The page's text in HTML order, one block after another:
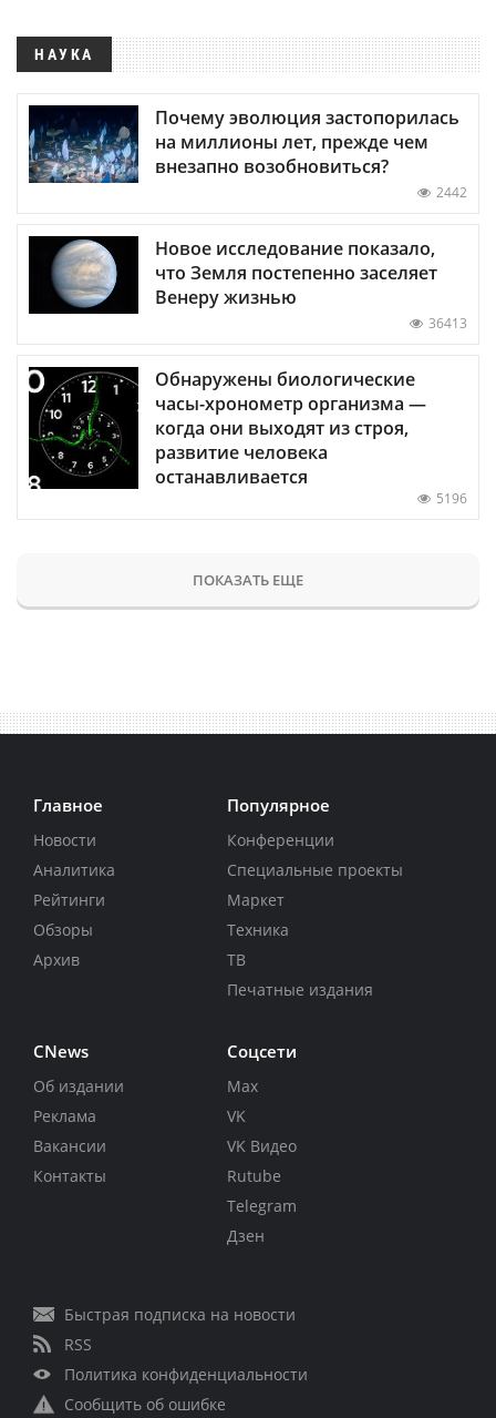
НАУКА
Почему эволюция застопорилась
на миллионы лет, прежде чем
внезапно возобновиться?
2442
Новое исследование показало,
что Земля постепенно заселяет
Венеру жизнью
36413
Обнаружены биологические
часы-хронометр организма —
когда они выходят из строя,
развитие человека
останавливается
5196
ПОКАЗАТЬ ЕЩЕ
Главное
Новости
Аналитика
Рейтинги
Обзоры
Архив
Популярное
Конференции
Специальные проекты
Маркет
Техника
ТВ
Печатные издания
CNews
Об издании
Реклама
Вакансии
Контакты
Соцсети
Max
VK
VK Видео
Rutube
Telegram
Дзен
Быстрая подписка на новости
RSS
Политика конфиденциальности
Сообщить об ошибке